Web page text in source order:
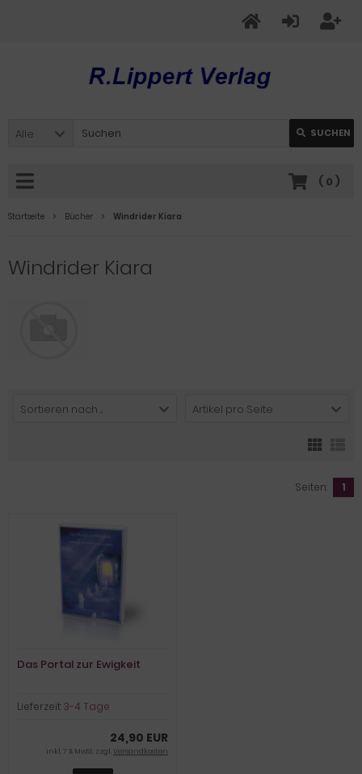
Alle SUCHEN
( 0 )
Startseite Bücher Windrider Kiara
Windrider Kiara
Sortieren nach ... Artikel pro Seite
Seiten: 1
Das Portal zur Ewigkeit
Lieferzeit:3-4 Tage
24,90 EUR
inkl. 7 % MwSt. zzgl.Versandkosten